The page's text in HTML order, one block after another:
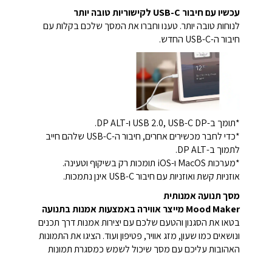
עכשיו עם חיבור USB-C לקישוריות טובה יותר
לנוחות טובה יותר. טענו וחברו את המסך שלכם בקלות עם
חיבור ה-USB-C החדש.
*תומך ב-USB 2.0, USB-C DP ו-DP ALT.
*כדי לחבר מכשירים אחרים, חיבור ה-USB-C שלהם חייב
לתמוך ב-DP ALT.
*מערכות MacOS ו-iOS תומכות רק בשיקוף וטעינה.
אוזניות קשת ואוזניות עם חיבור USB-C אינן נתמכות.
מסך תנועה אמנותית
Mood Maker מייצר אווירה באמצעות אמנות בתנועה
בטאו את הסגנון והטעם שלכם עם יצירות אמנות דרך תכנים
ונושאים כמו שעון, מזג אוויר, פטיפון ועוד. הציגו את התמונות
האהובות עליכם עם מסך שיכול לשמש כמסגרת תמונות